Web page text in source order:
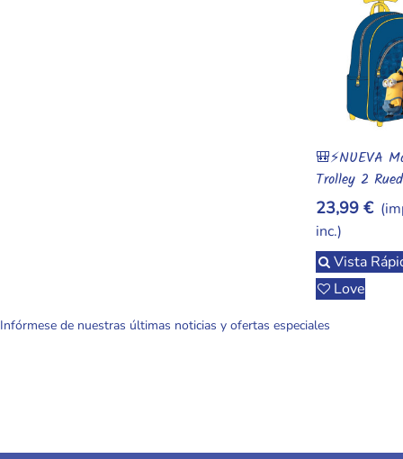
Vista
🎒⚡️NUEVA
Trolley 2
31cm En
💥"
23,99 €
inc.)
Vista
Love
Infórmese de nuestras últimas noticias y ofertas especiales